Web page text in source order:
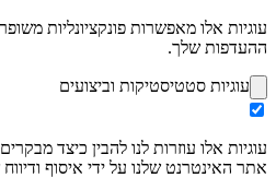
עוגיות אלו מאפשרות פונקציונליות
ההעדפות שלך.
עוגיות סטטיסטיקות וביצועים
עוגיות אלו עוזרות לנו להבין כיצד
אתר האינטרנט שלנו על ידי איסוף